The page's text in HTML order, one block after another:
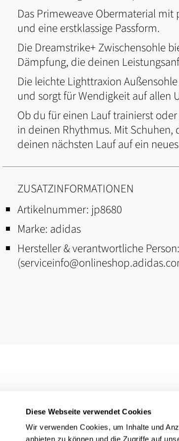
Diese Webseite verwendet Cookies
Wir verwenden Cookies, um Inhalte und
anbieten zu können und die Zugriffe auf
Das Primeweave Obermaterial
und eine erstklassige Passform.
Die Dreamstrike+ Zwischensohle
Dämpfung, die deinen
Die leichte Lighttraxion
und sorgt für Wendigkeit auf allen
Ob du für einen Lauf trainierst
in deinen Rhythmus. Mit
deinen nächsten Lauf auf ein
ZUSATZINFORMATIONEN
Artikelnummer: jp8680
Marke: adidas
Hersteller & verantwortliche Person: